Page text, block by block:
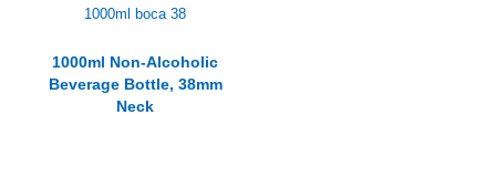
1000ml Non-Alcoholic
Beverage Bottle, 38mm
Neck